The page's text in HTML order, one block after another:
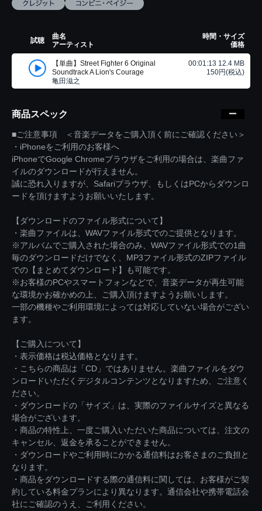
試聴
曲名
アーティスト
時間・サイズ
価格
【単曲】Street Fighter 6 Original
Soundtrack A Lion's Courage
亀田滋之
00:01:13 12.4 MB
150円(税込)
商品スペック
■ご注意事項 ＜音楽データをご購入頂く前にご確認ください＞
・iPhoneをご利用のお客様へ
iPhoneでGoogle Chromeブラウザをご利用の場合は、楽曲ファ
イルのダウンロードが行えません。
誠に恐れ入りますが、Safariブラウザ、もしくはPCからダウンロ
ードを頂けますようお願いいたします。
【ダウンロードのファイル形式について】
・楽曲ファイルは、WAVファイル形式でのご提供となります。
※アルバムでご購入された場合のみ、WAVファイル形式での1曲
毎のダウンロードだけでなく、MP3ファイル形式のZIPファイル
での【まとめてダウンロード】も可能です。
※お客様のPCやスマートフォンなどで、音楽データが再生可能
な環境かお確かめの上、ご購入頂けますようお願いします。
一部の機種やご利用環境によっては対応していない場合がござい
ます。
【ご購入について】
・表示価格は税込価格となります。
・こちらの商品は「CD」ではありません。楽曲ファイルをダウ
ンロードいただくデジタルコンテンツとなりますため、ご注意く
ださい。
・ダウンロードの「サイズ」は、実際のファイルサイズと異なる
場合がございます。
・商品の特性上、一度ご購入いただいた商品については、注文の
キャンセル、返金を承ることができません。
・ダウンロードやご利用時にかかる通信料はお客さまのご負担と
なります。
・商品をダウンロードする際の通信料に関しては、お客様がご契
約している料金プランにより異なります。通信会社や携帯電話会
社にご確認のうえ、ご利用ください。